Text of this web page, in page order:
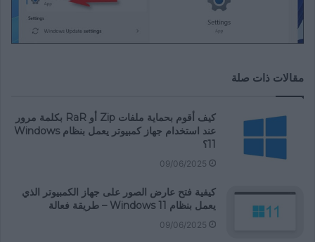
مقالات ذات صلة
كيف أقوم بحماية ملفات Zip أو RaR بكلمة مرور
عند استخدام جهاز كمبيوتر يعمل بنظام Windows
11؟
09/06/2025
كيفية فتح عارض الصور على جهاز الكمبيوتر الذي
يعمل بنظام Windows 11 – طريقة فعالة
09/06/2025